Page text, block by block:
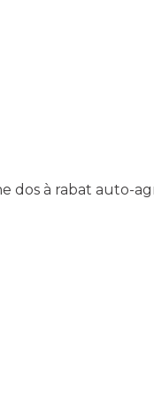
dos à rabat auto-